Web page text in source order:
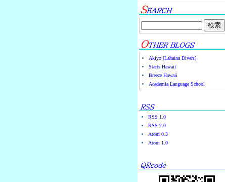
Akiyo [Lahaina Divers]
Starts Hawaii
Breeze Hawaii
Academia Language School
RSS 1.0
RSS 2.0
Atom 0.3
Atom 1.0